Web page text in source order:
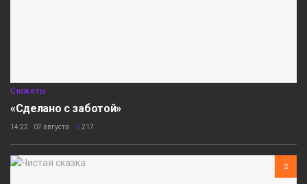
Сюжеты
«Сделано с заботой»
14:22 07 августа 217